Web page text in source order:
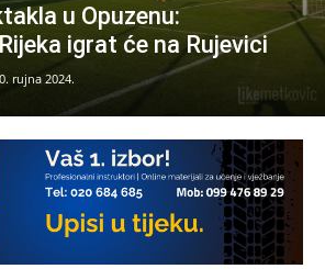
u Opuzenu:
igrat će na Rujevici
rujna 2024.